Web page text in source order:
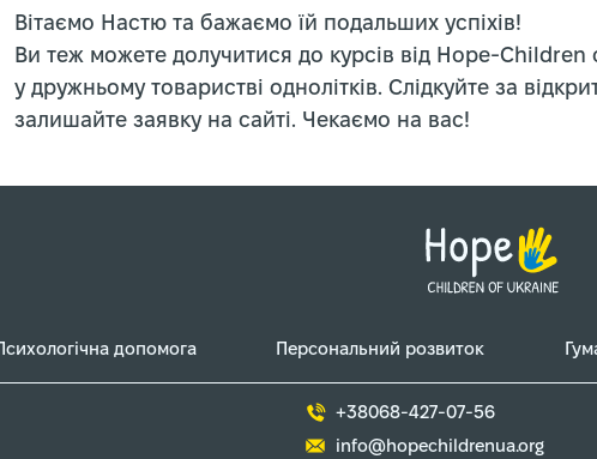
Вітаємо Настю та бажаємо їй подальших успіхів!
Ви теж можете долучитися до курсів від Hope-Children
у дружньому товаристві однолітків. Слідкуйте за
залишайте заявку на сайті. Чекаємо на вас!
Психологічна допомога Персональний розвиток
+38068-427-07-56
info@hopechildrenua.org